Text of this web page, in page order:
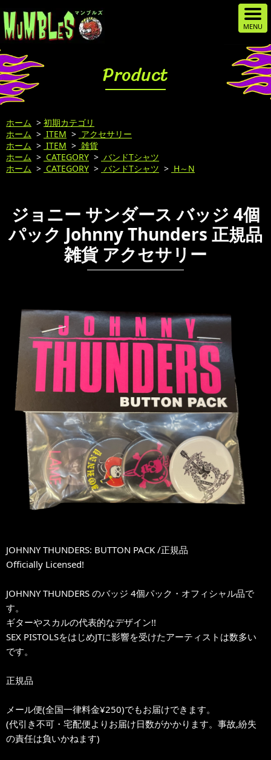
Product
ホーム > 初期カテゴリ
ホーム > ITEM > アクセサリー
ホーム > ITEM > 雑貨
ホーム > CATEGORY > バンドTシャツ
ホーム > CATEGORY > バンドTシャツ > H～N
ジョニー サンダース バッジ 4個
パック Johnny Thunders 正規品
雑貨 アクセサリー
JOHNNY THUNDERS: BUTTON PACK /正規品
Officially Licensed!
JOHNNY THUNDERS のバッジ 4個パック・オフィシャル品で
す。
ギターやスカルの代表的なデザイン!!
SEX PISTOLSをはじめJTに影響を受けたアーティストは数多い
です。
正規品
メール便(全国一律料金¥250)でもお届けできます。
(代引き不可・宅配便よりお届け日数がかかります。事故,紛失
の責任は負いかねます)